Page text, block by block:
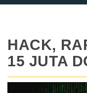
HACK,
15 JUTA